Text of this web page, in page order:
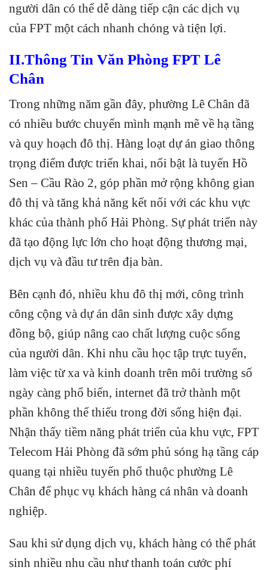
người dân có thể dễ dàng tiếp cận các dịch vụ
của FPT một cách nhanh chóng và tiện lợi.
II.Thông Tin Văn Phòng FPT Lê
Chân
Trong những năm gần đây, phường Lê Chân đã
có nhiều bước chuyển mình mạnh mẽ về hạ tầng
và quy hoạch đô thị. Hàng loạt dự án giao thông
trọng điểm được triển khai, nổi bật là tuyến Hồ
Sen – Cầu Rào 2, góp phần mở rộng không gian
đô thị và tăng khả năng kết nối với các khu vực
khác của thành phố Hải Phòng. Sự phát triển này
đã tạo động lực lớn cho hoạt động thương mại,
dịch vụ và đầu tư trên địa bàn.
Bên cạnh đó, nhiều khu đô thị mới, công trình
công cộng và dự án dân sinh được xây dựng
đồng bộ, giúp nâng cao chất lượng cuộc sống
của người dân. Khi nhu cầu học tập trực tuyến,
làm việc từ xa và kinh doanh trên môi trường số
ngày càng phổ biến, internet đã trở thành một
phần không thể thiếu trong đời sống hiện đại.
Nhận thấy tiềm năng phát triển của khu vực, FPT
Telecom Hải Phòng đã sớm phủ sóng hạ tầng cáp
quang tại nhiều tuyến phố thuộc phường Lê
Chân để phục vụ khách hàng cá nhân và doanh
nghiệp.
Sau khi sử dụng dịch vụ, khách hàng có thể phát
sinh nhiều nhu cầu như thanh toán cước phí